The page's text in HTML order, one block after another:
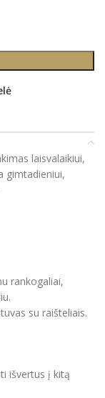
laisvalaikiui,
gimtadieniui,
rankogaliai,
su raišteliais.
išvertus į kitą